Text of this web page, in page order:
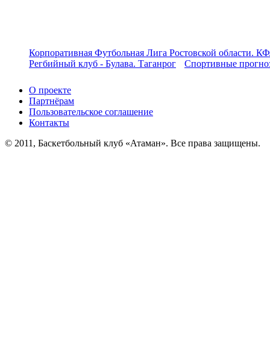
Корпоративная Футбольная Лига Ростовской области.
Регбийный клуб - Булава. Таганрог
Спортивные
О проекте
Партнёрам
Пользовательское соглашение
Контакты
© 2011, Баскетбольный клуб «Атаман». Все права защищены.